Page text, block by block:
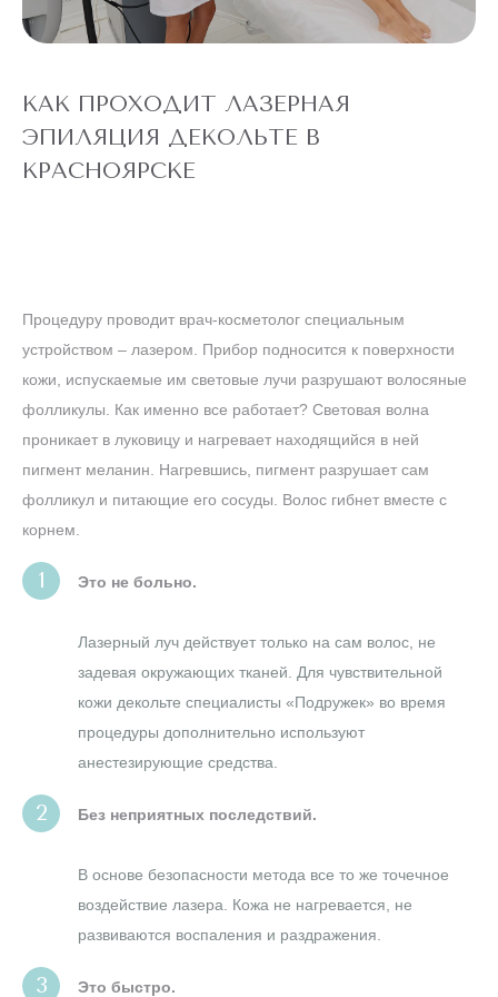
"ВСЕ ТЕЛО"
Александритовый
подмышки, малая
зона) действует
клиентов
5 ДНЕЙ
до
конца акции
КАК ПРОХОДИТ ЛАЗЕРНАЯ
ЭПИЛЯЦИЯ ДЕКОЛЬТЕ В
КРАСНОЯРСКЕ
Процедуру проводит врач-косметолог специальным
устройством – лазером. Прибор подносится к поверхности
кожи, испускаемые им световые лучи разрушают волосяные
фолликулы. Как именно все работает? Световая волна
проникает в луковицу и нагревает находящийся в ней
пигмент меланин. Нагревшись, пигмент разрушает сам
фолликул и питающие его сосуды. Волос гибнет вместе с
корнем.
Это не больно.
Лазерный луч действует только на сам волос, не
задевая окружающих тканей. Для чувствительной
кожи декольте специалисты «Подружек» во время
процедуры дополнительно используют
анестезирующие средства.
Без неприятных последствий.
В основе безопасности метода все то же точечное
воздействие лазера. Кожа не нагревается, не
развиваются воспаления и раздражения.
Это быстро.